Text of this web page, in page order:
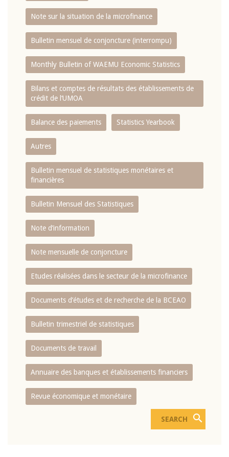
Note sur la situation de la microfinance
Bulletin mensuel de conjoncture (interrompu)
Monthly Bulletin of WAEMU Economic Statistics
Bilans et comptes de résultats des établissements de
crédit de l‘UMOA
Balance des paiements Statistics Yearbook
Autres
Bulletin mensuel de statistiques monétaires et
financières
Bulletin Mensuel des Statistiques
Note d’information
Note mensuelle de conjoncture
Etudes réalisées dans le secteur de la microfinance
Documents d’études et de recherche de la BCEAO
Bulletin trimestriel de statistiques
Documents de travail
Annuaire des banques et établissements financiers
Revue économique et monétaire